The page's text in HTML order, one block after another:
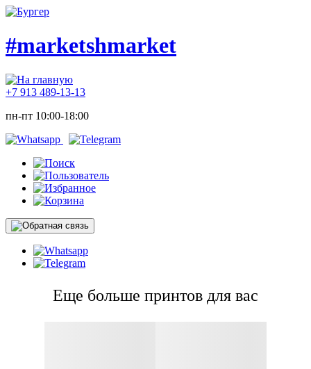
#marketshmarket
+7 913 489-13-13
пн-пт 10:00-18:00
Еще больше принтов для вас